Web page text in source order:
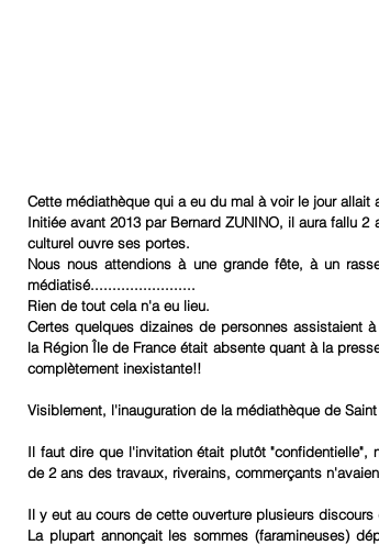
Cette médiathèque qui a eu du mal à voir le jour
Initiée avant 2013 par Bernard ZUNINO, il aura fallu
culturel ouvre ses portes.
Nous nous attendions à une grande fête, à un
médiatisé........................
Rien de tout cela n'a eu lieu.
Certes quelques dizaines de personnes assistaient
la Région Île de France était absente quant à la
complètement inexistante!!
Visiblement, l'inauguration de la médiathèque de
Il faut dire que l'invitation était plutôt
de 2 ans des travaux, riverains, commerçants
Il y eut au cours de cette ouverture plusieurs
La plupart annonçait les sommes (faramineuses)